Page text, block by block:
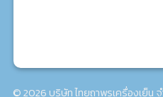
© 2026 บริษัท ไทยถาพรเครื่องเย็น